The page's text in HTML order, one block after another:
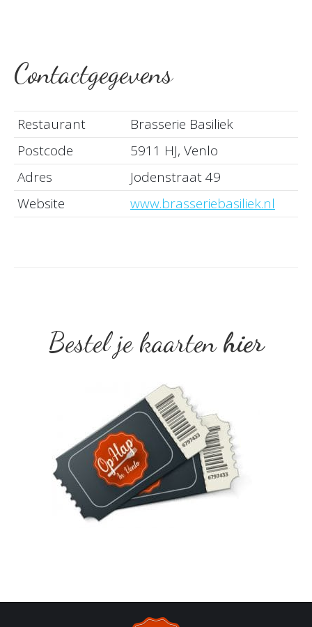
Contactgegevens
Restaurant
Brasserie Basiliek
Postcode
5911 HJ, Venlo
Adres
Jodenstraat 49
Website
www.brasseriebasiliek.nl
Bestel je kaartenhier